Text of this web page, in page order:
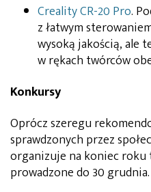
Creality CR-20 Pro.
z łatwym
wysoką jakością, ale
w rękach twórców
Konkursy
Oprócz szeregu
sprawdzonych przez
organizuje na koniec
prowadzone do 30 grudnia.